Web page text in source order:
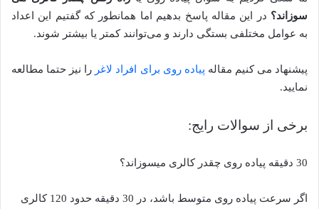
سوزاند؟ در این مقاله پاسخ بدهیم اما همانطور که گفتیم این اعداد
به عوامل مختلفی بستگی دارند و می‌توانند کمتر یا بیشتر شوند.
پیشنهاد می کنیم مقاله پیاده روی برای افراد لاغر را نیز حتما مطالعه
نمایید.
برخی از سوالات رایج:
30 دقیقه پیاده روی چقدر کالری میسوزاند؟
اگر سرعت پیاده روی متوسط باشد، در 30 دقیقه حدود 120 کالری